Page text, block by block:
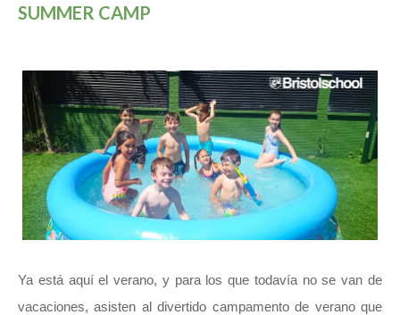
SUMMER CAMP
Ya está aquí el verano, y para los que todavía no se van de
vacaciones, asisten al divertido campamento de verano que